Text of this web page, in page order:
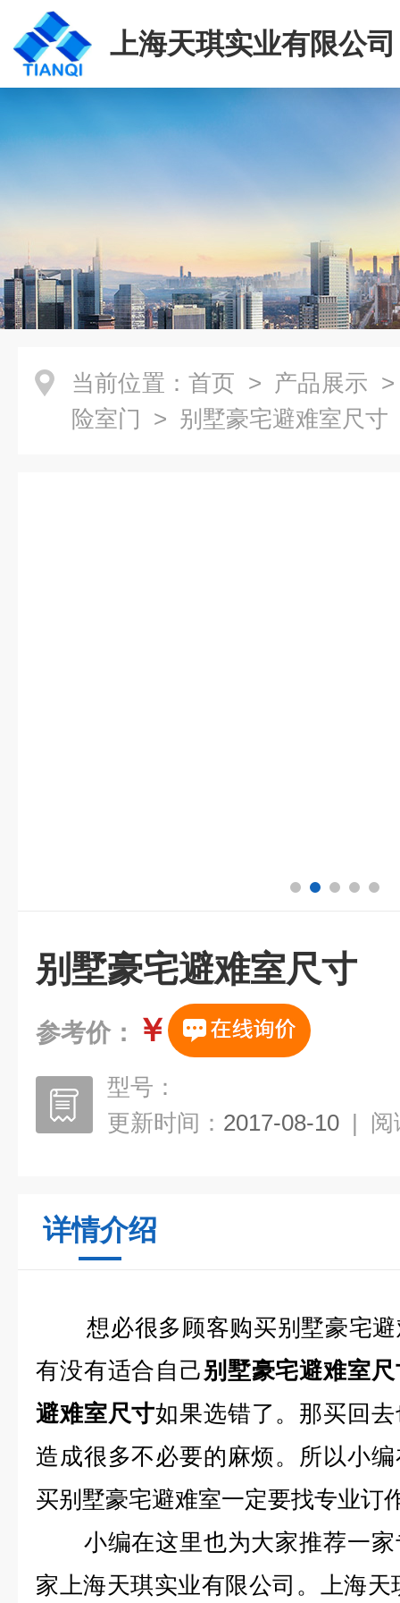
上海天琪实业有限公司
当前位置： 首页 > 产品展示
险室门 > 别墅豪宅避难室尺寸
别墅豪宅避难室尺寸
参考价： ￥
型号：
更新时间： 2017-08-10 | 阅
详情介绍
想必很多顾客购买别墅豪宅
有没有适合自己别墅豪宅避难室
避难室尺寸如果选错了。那买回
造成很多不必要的麻烦。所以小
买别墅豪宅避难室一定要找专业订
小编在这里也为大家推荐一家
家上海天琪实业有限公司。上海